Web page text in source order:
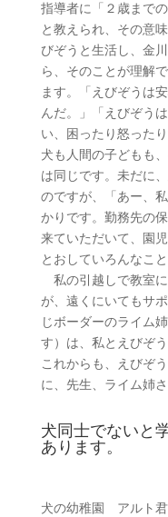
指導者に「２歳まで
と教えられ、その意
びぞうと生活し、金
ら、そのことが理解
ます。「えびぞうは
んだ。」「えびぞう
い、困ったり怒った
犬も人間の子どもも
は同じです。未だに
のですが、「あー、
かりです。勤務先の
来ていただいて、園
とおしていろんなこ
私の引越しで教室
が、遠くにいてもサ
じボーダーのライム
す）は、私とえびぞ
これからも、えびぞ
に、先生、ライム姉
犬同士でないと
あります。
犬の幼稚園 アルト